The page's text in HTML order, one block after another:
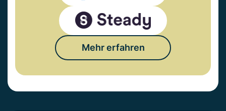
Mehr erfahren